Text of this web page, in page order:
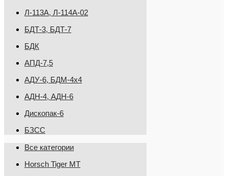
Л-113А, Л-114А-02
БДТ-3, БДТ-7
БДК
АПД-7,5
АДУ-6, БДМ-4х4
АДН-4, АДН-6
Дископак-6
БЗСС
Все категории
Horsch Tiger MT